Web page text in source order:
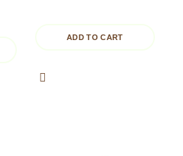
ADD TO CART